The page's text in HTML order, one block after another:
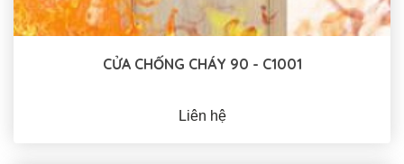
CỬA CHỐNG CHÁY 90 - C1001
Liên hệ